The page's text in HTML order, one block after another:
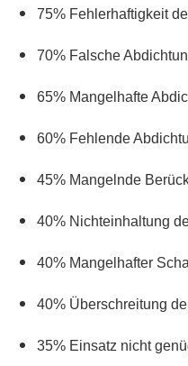
75% Fehlerhaftigkeit
70% Falsche
65% Mangelhafte
60% Fehlende
45% Mangelnde
40% Nichteinhaltung
40% Mangelhafter
40% Überschreitung
35% Einsatz nicht